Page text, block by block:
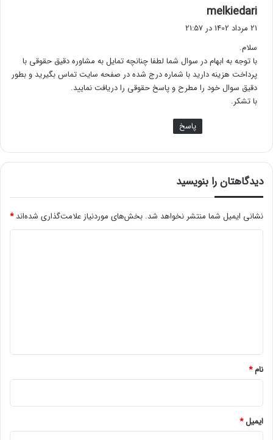
melkiedari
ت
21 مرداد 1402 در 21:57
سلام.
با توجه به ابهام در سوال شما لطفا چنانچه تمایل به مشاوره دقیق حقوقی با
پرداخت هزینه دارید با شماره درج شده در صفحه سایت تماس بگیرید و بطور
دقیق سوال خود را مطرح و پاسخ حقوقی را دریافت نمایید.
با تشکر.
پاسخ
دیدگاهتان را بنویسید
نشانی ایمیل شما منتشر نخواهد شد. بخش‌های موردنیاز علامت‌گذاری شده‌اند*
نام*
ایمیل*